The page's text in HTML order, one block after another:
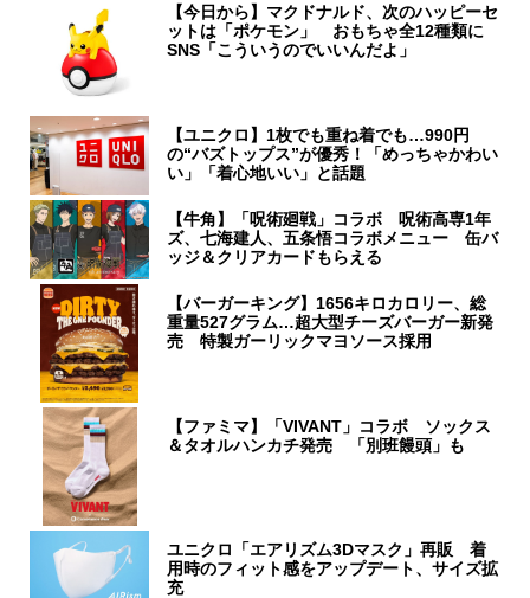
【今日から】マクドナルド、次のハッピーセ
ットは「ポケモン」 おもちゃ全12種類に
SNS「こういうのでいいんだよ」
【ユニクロ】1枚でも重ね着でも…990円
の“バズトップス”が優秀！「めっちゃかわい
い」「着心地いい」と話題
【牛角】「呪術廻戦」コラボ 呪術高専1年
ズ、七海建人、五条悟コラボメニュー 缶バ
ッジ＆クリアカードもらえる
【バーガーキング】1656キロカロリー、総
重量527グラム…超大型チーズバーガー新発
売 特製ガーリックマヨソース採用
【ファミマ】「VIVANT」コラボ ソックス
＆タオルハンカチ発売 「別班饅頭」も
ユニクロ「エアリズム3Dマスク」再販 着
用時のフィット感をアップデート、サイズ拡
充